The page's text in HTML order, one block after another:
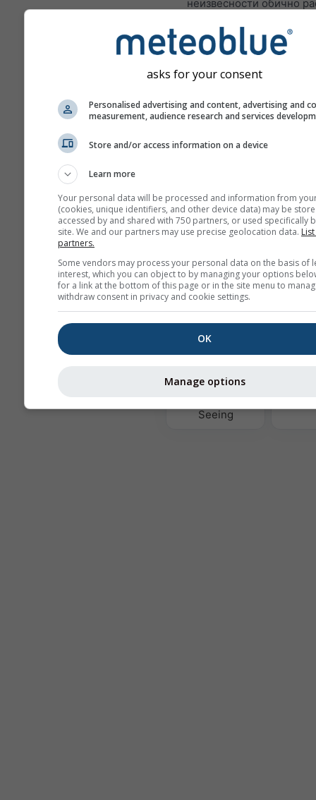
неизвесности обично
Прогноза је креирана
се више пролаза модела
параметрима како би се
предвидивост прогнозе.
Још метеоролошких
Сезонска
Seeing
asks for your consent
Personalised advertising and content, advertising and
measurement, audience research and services
Store and/or access information on a device
Learn more
Your personal data will be processed and information from
(cookies, unique identifiers, and other device data) may be
accessed by and shared with 750 partners, or used specifically
site. We and our partners may use precise geolocation data.
partners.
Some vendors may process your personal data on the basis of
interest, which you can object to by managing your options
for a link at the bottom of this page or in the site menu to
withdraw consent in privacy and cookie settings.
OK
Manage options